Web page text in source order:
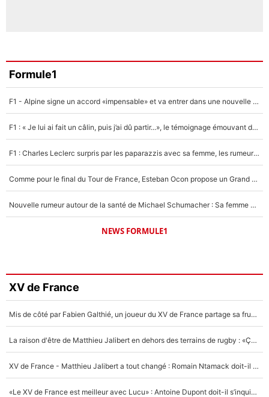
Formule1
F1 - Alpine signe un accord «impensable» et va entrer dans une nouvelle dimension : Grande nouvelle pour Pierre Gasly !
F1 : « Je lui ai fait un câlin, puis j’ai dû partir...», le témoignage émouvant de Max Verstappen sur sa fille
F1 : Charles Leclerc surpris par les paparazzis avec sa femme, les rumeurs étaient vraies !
Comme pour le final du Tour de France, Esteban Ocon propose un Grand Prix de Formule 1 à Paris : «Autour de l’Arc de Triomphe, ce serait génial» !
Nouvelle rumeur autour de la santé de Michael Schumacher : Sa femme Corinna sort du silence
NEWS FORMULE1
XV de France
Mis de côté par Fabien Galthié, un joueur du XV de France partage sa frustration : «ils ne me l’ont pas dit tout de suite»
La raison d'être de Matthieu Jalibert en dehors des terrains de rugby : «Ça m'atteint autant que si tu touches à un membre de ma famille»
XV de France - Matthieu Jalibert a tout changé : Romain Ntamack doit-il s’inquiéter pour sa place à un an de la Coupe du monde ?
«Le XV de France est meilleur avec Lucu» : Antoine Dupont doit-il s’inquiéter pour sa place ?